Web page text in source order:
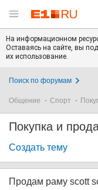
На информационном
Оставаясь на сайте, вы
их использование.
Поиск по форумам
Общение Спорт
Создать тему
Продам раму scott